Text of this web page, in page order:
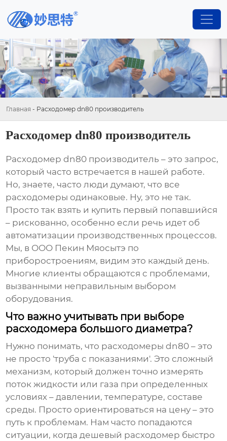
Главная - Расходомер dn80 производитель
Расходомер dn80 производитель
Расходомер dn80 производитель – это запрос,
который часто встречается в нашей работе.
Но, знаете, часто люди думают, что все
расходомеры одинаковые. Ну, это не так.
Просто так взять и купить первый попавшийся
– рискованно, особенно если речь идет об
автоматизации производственных процессов.
Мы, в ООО Пекин Мяосытэ по
приборостроениям, видим это каждый день.
Многие клиенты обращаются с проблемами,
вызванными неправильным выбором
оборудования.
Что важно учитывать при выборе
расходомера большого диаметра?
Нужно понимать, что расходомеры dn80 – это
не просто 'труба с показаниями'. Это сложный
механизм, который должен точно измерять
поток жидкости или газа при определенных
условиях – давлении, температуре, составе
среды. Просто ориентироваться на цену – это
путь к проблемам. Нам часто попадаются
ситуации, когда дешевый расходомер быстро